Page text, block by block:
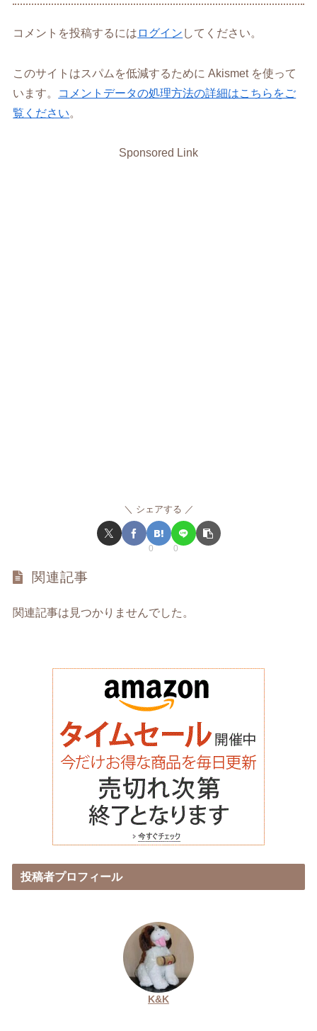
コメントを投稿するには ログイン してください。
このサイトはスパムを低減するために Akismet を使って
います。
コメントデータの処理方法の詳細はこちらをご
覧ください。
Sponsored Link
シェアする
0 0
関連記事
関連記事は見つかりませんでした。
投稿者プロフィール
K&K